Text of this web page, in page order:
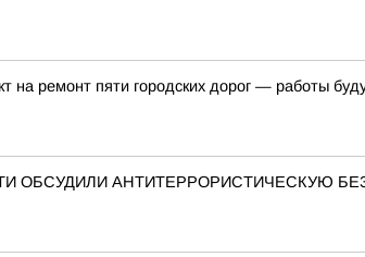
на ремонт пяти городских дорог — работы
ОБСУДИЛИ АНТИТЕРРОРИСТИЧЕСКУЮ